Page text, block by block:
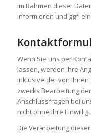
im Rahmen dieser
informieren und ggf.
Wenn Sie uns per
lassen, werden Ihre
inklusive der von
zwecks Bearbeitung
Anschlussfragen bei
nicht ohne Ihre
Die Verarbeitung